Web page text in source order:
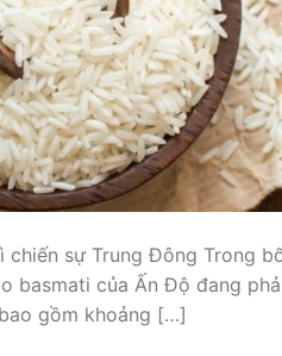
sự Trung Đông Trong
basmati của Ấn Độ đang
gồm khoảng […]